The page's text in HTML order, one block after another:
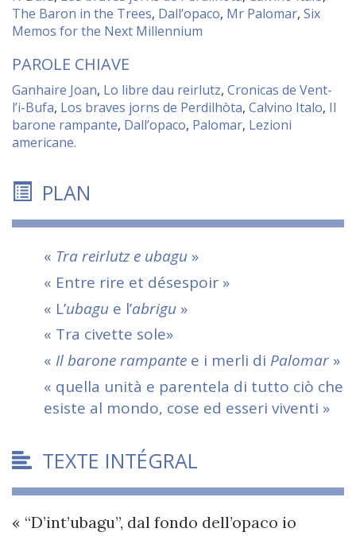
The Baron in the Trees, Dall’opaco, Mr Palomar, Six
Memos for the Next Millennium
PAROLE CHIAVE
Ganhaire Joan, Lo libre dau reirlutz, Cronicas de Vent-
l’i-Bufa, Los braves jorns de Perdilhòta, Calvino Italo, Il
barone rampante, Dall’opaco, Palomar, Lezioni
americane.
PLAN
« Tra reirlutz e ubagu »
« Entre rire et désespoir »
« L’ubagu e l’abrigu »
« Tra civette sole»
« Il barone rampante e i merli di Palomar »
« quella unità e parentela di tutto ciò che
esiste al mondo, cose ed esseri viventi »
TEXTE INTÉGRAL
« “D’int’ubagu”, dal fondo dell’opaco io